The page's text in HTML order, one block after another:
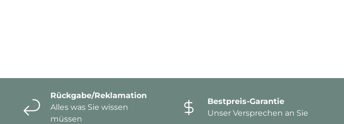
Rückgabe/Reklamation
Alles was Sie wissen
müssen
Bestpreis-Garantie
Unser Versprechen an Sie